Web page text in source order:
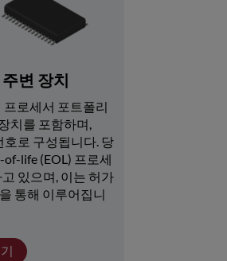
주변 장치
프로세서 포트폴리
치를 포함하며,
로 구성됩니다. 당
of-life (EOL) 프로세
있으며, 이는 허가
통해 이루어집니